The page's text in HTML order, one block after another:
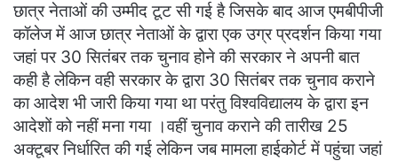
छात्र नेताओं की उम्मीद टूट सी गई है जिसके बाद आज एमबीपीजी
कॉलेज में आज छात्र नेताओं के द्वारा एक उग्र प्रदर्शन किया गया
जहां पर 30 सितंबर तक चुनाव होने की सरकार ने अपनी बात
कही है लेकिन वही सरकार के द्वारा 30 सितंबर तक चुनाव कराने
का आदेश भी जारी किया गया था परंतु विश्वविद्यालय के द्वारा इन
आदेशों को नहीं मना गया ।वहीं चुनाव कराने की तारीख 25
अक्टूबर निर्धारित की गई लेकिन जब मामला हाईकोर्ट में पहुंचा जहां